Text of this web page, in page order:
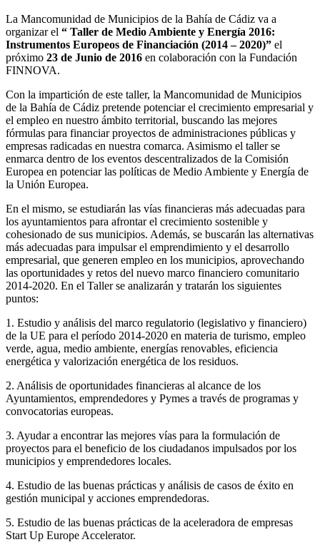
La Mancomunidad de Municipios de la Bahía de Cádiz va a
organizar el “ Taller de Medio Ambiente y Energía 2016:
Instrumentos Europeos de Financiación (2014 – 2020)” el
próximo 23 de Junio de 2016 en colaboración con la Fundación
FINNOVA.
Con la impartición de este taller, la Mancomunidad de Municipios
de la Bahía de Cádiz pretende potenciar el crecimiento empresarial y
el empleo en nuestro ámbito territorial, buscando las mejores
fórmulas para financiar proyectos de administraciones públicas y
empresas radicadas en nuestra comarca. Asimismo el taller se
enmarca dentro de los eventos descentralizados de la Comisión
Europea en potenciar las políticas de Medio Ambiente y Energía de
la Unión Europea.
En el mismo, se estudiarán las vías financieras más adecuadas para
los ayuntamientos para afrontar el crecimiento sostenible y
cohesionado de sus municipios. Además, se buscarán las alternativas
más adecuadas para impulsar el emprendimiento y el desarrollo
empresarial, que generen empleo en los municipios, aprovechando
las oportunidades y retos del nuevo marco financiero comunitario
2014-2020. En el Taller se analizarán y tratarán los siguientes
puntos:
1. Estudio y análisis del marco regulatorio (legislativo y financiero)
de la UE para el período 2014-2020 en materia de turismo, empleo
verde, agua, medio ambiente, energías renovables, eficiencia
energética y valorización energética de los residuos.
2. Análisis de oportunidades financieras al alcance de los
Ayuntamientos, emprendedores y Pymes a través de programas y
convocatorias europeas.
3. Ayudar a encontrar las mejores vías para la formulación de
proyectos para el beneficio de los ciudadanos impulsados por los
municipios y emprendedores locales.
4. Estudio de las buenas prácticas y análisis de casos de éxito en
gestión municipal y acciones emprendedoras.
5. Estudio de las buenas prácticas de la aceleradora de empresas
Start Up Europe Accelerator.